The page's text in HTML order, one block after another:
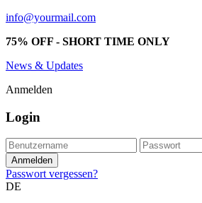
info@yourmail.com
75% OFF - SHORT TIME ONLY
News & Updates
Anmelden
Login
Passwort vergessen?
DE